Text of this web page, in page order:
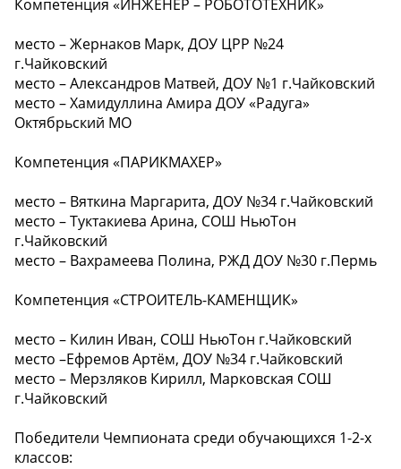
Компетенция «ИНЖЕНЕР – РОБОТОТЕХНИК»
место – Жернаков Марк, ДОУ ЦРР №24
г.Чайковский
место – Александров Матвей, ДОУ №1 г.Чайковский
место – Хамидуллина Амира ДОУ «Радуга»
Октябрьский МО
Компетенция «ПАРИКМАХЕР»️
место – Вяткина Маргарита, ДОУ №34 г.Чайковский
место – Туктакиева Арина, СОШ НьюТон
г.Чайковский
место – Вахрамеева Полина, РЖД ДОУ №30 г.Пермь
Компетенция «СТРОИТЕЛЬ-КАМЕНЩИК»
место – Килин Иван, СОШ НьюТон г.Чайковский
место –Ефремов Артём, ДОУ №34 г.Чайковский
место – Мерзляков Кирилл, Марковская СОШ
г.Чайковский
Победители Чемпионата среди обучающихся 1-2-х
классов: